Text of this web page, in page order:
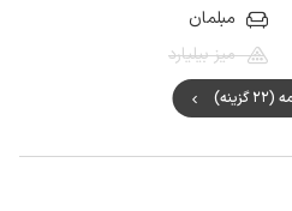
مبلمان
میز بیلیارد